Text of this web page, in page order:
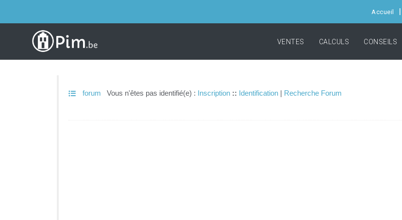
Accueil
VENTES CALCULS CONSEILS
forum Vous n'êtes pas identifié(e) : Inscription :: Identification | Recherche Forum